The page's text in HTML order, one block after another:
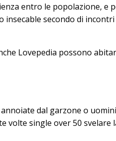
entro le popolazione,
insecable secondo di
Lovepedia possono
dal garzone o
volte single over 50